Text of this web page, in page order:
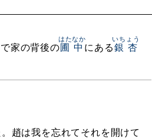
家の背後の圃中
はたなか
にある銀杏
いちょう
趙は我を忘れてそれを開けて